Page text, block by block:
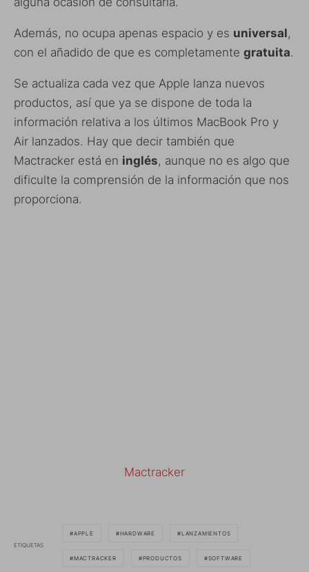
Además, no ocupa apenas espacio y es universal,
con el añadido de que es completamente gratuita.
Se actualiza cada vez que Apple lanza nuevos
productos, así que ya se dispone de toda la
información relativa a los últimos MacBook Pro y
Air lanzados. Hay que decir también que
Mactracker está en inglés, aunque no es algo que
dificulte la comprensión de la información que nos
proporciona.
Mactracker
ETIQUETAS
APPLE HARDWARE LANZAMIENTOS
MACTRACKER PRODUCTOS SOFTWARE